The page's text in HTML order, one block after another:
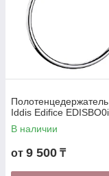
Iddis Edifice
В наличии
от 9 500 ₸